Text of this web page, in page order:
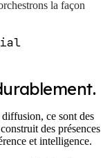
la façon
ce sont des
des présences
et intelligence.